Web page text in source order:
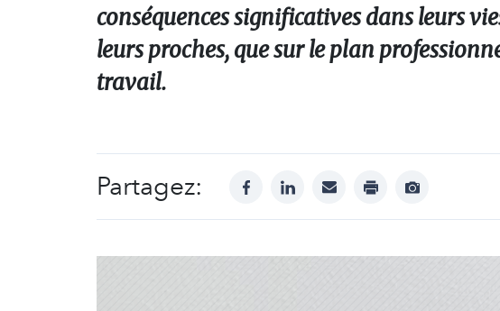
conséquences significatives dans leurs
leurs proches, que sur le plan
travail.
Partagez: facebooklinkedinmail print
Afficher